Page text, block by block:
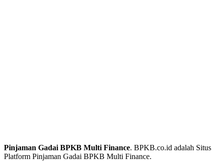
Pinjaman Gadai BPKB Multi Finance. BPKB.co.id adalah Situs
Platform Pinjaman Gadai BPKB Multi Finance.